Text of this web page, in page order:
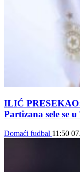
ILIĆ
Partizana sele se
Domaći fudbal 11:50